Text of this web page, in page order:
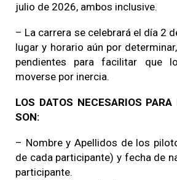
julio de 2026, ambos inclusive.
– La carrera se celebrará el día 2
lugar y horario aún por
pendientes para facilitar que
moverse por inercia.
LOS DATOS NECESARIOS
SON:
– Nombre y Apellidos de los
de cada participante) y fecha de
participante.